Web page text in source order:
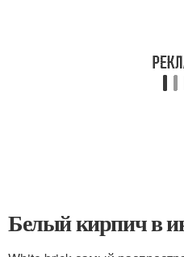
Белый кирпич в